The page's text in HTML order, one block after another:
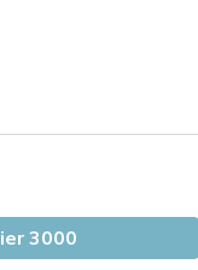
3000